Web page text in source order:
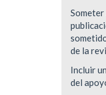
de la
Incluir
del